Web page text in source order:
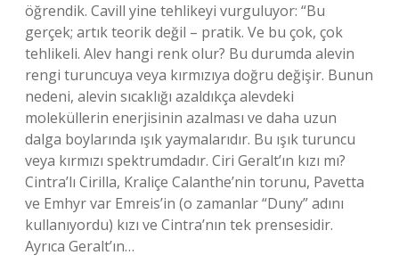
öğrendik. Cavill yine tehlikeyi vurguluyor: “Bu
gerçek; artık teorik değil – pratik. Ve bu çok, çok
tehlikeli. Alev hangi renk olur? Bu durumda alevin
rengi turuncuya veya kırmızıya doğru değişir. Bunun
nedeni, alevin sıcaklığı azaldıkça alevdeki
moleküllerin enerjisinin azalması ve daha uzun
dalga boylarında ışık yaymalarıdır. Bu ışık turuncu
veya kırmızı spektrumdadır. Ciri Geralt’ın kızı mı?
Cintra’lı Cirilla, Kraliçe Calanthe’nin torunu, Pavetta
ve Emhyr var Emreis’in (o zamanlar “Duny” adını
kullanıyordu) kızı ve Cintra’nın tek prensesidir.
Ayrıca Geralt’ın…